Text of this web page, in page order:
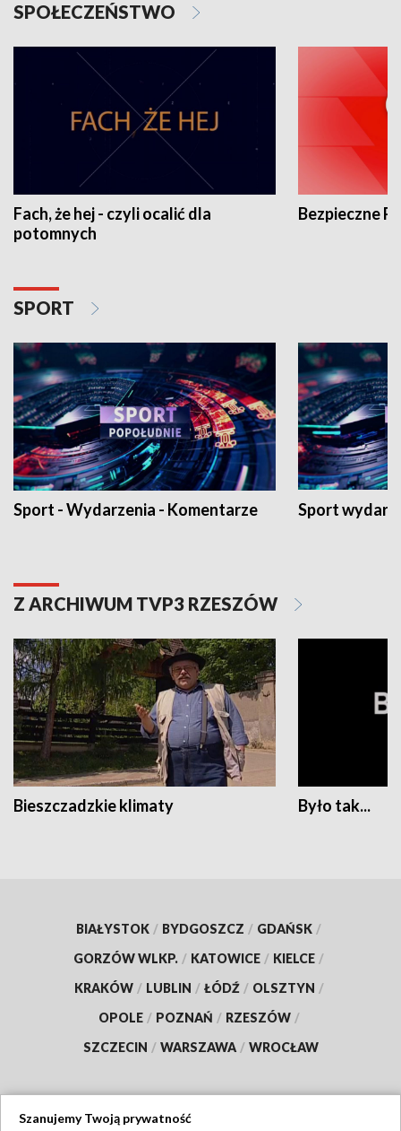
SPOŁECZEŃSTWO
Fach, że hej - czyli ocalić dla
potomnych
Bezpieczne
SPORT
Sport - Wydarzenia - Komentarze Sport
Z ARCHIWUM TVP3 RZESZÓW
Bieszczadzkie klimaty Było tak...
BIAŁYSTOK / BYDGOSZCZ / GDAŃSK /
GORZÓW WLKP. / KATOWICE / KIELCE /
KRAKÓW / LUBLIN / ŁÓDŹ / OLSZTYN /
OPOLE / POZNAŃ / RZESZÓW /
SZCZECIN / WARSZAWA / WROCŁAW
Szanujemy Twoją prywatność